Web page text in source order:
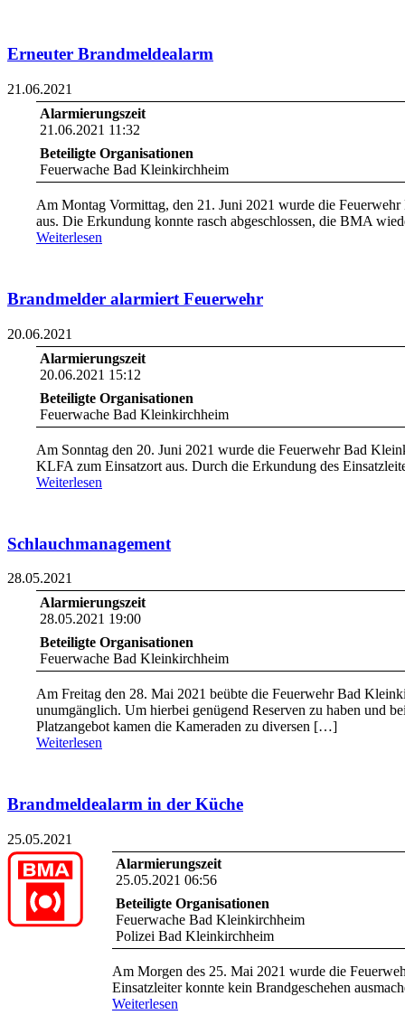
Erneuter Brandmeldealarm
21.06.2021
Alarmierungszeit
21.06.2021 11:32
Beteiligte Organisationen
Feuerwache Bad Kleinkirchheim
Am Montag Vormittag, den 21. Juni 2021 wurde die
aus. Die Erkundung konnte rasch abgeschlossen, die BMA
Weiterlesen
Brandmelder alarmiert Feuerwehr
20.06.2021
Alarmierungszeit
20.06.2021 15:12
Beteiligte Organisationen
Feuerwache Bad Kleinkirchheim
Am Sonntag den 20. Juni 2021 wurde die Feuerwehr Bad
KLFA zum Einsatzort aus. Durch die Erkundung des
Weiterlesen
Schlauchmanagement
28.05.2021
Alarmierungszeit
28.05.2021 19:00
Beteiligte Organisationen
Feuerwache Bad Kleinkirchheim
Am Freitag den 28. Mai 2021 beübte die Feuerwehr Bad
unumgänglich. Um hierbei genügend Reserven zu haben und
Platzangebot kamen die Kameraden zu diversen […]
Weiterlesen
Brandmeldealarm in der Küche
25.05.2021
Alarmierungszeit
25.05.2021 06:56
Beteiligte Organisationen
Feuerwache Bad Kleinkirchheim
Polizei Bad Kleinkirchheim
Am Morgen des 25. Mai 2021 wurde die
Einsatzleiter konnte kein Brandgeschehen
Weiterlesen